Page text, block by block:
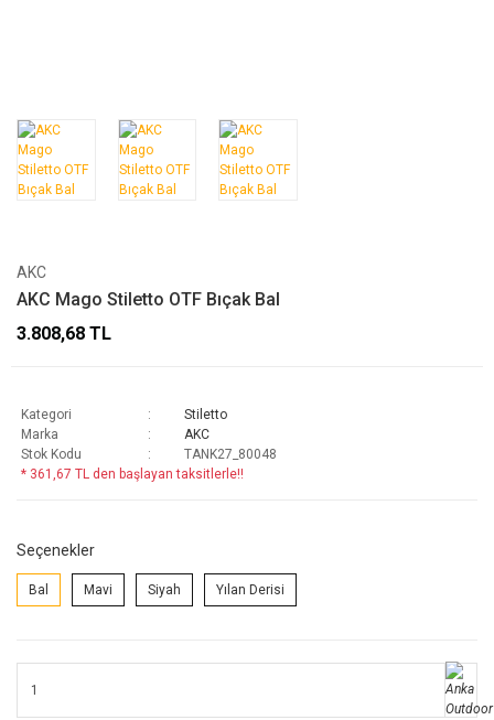
AKC
AKC Mago Stiletto OTF Bıçak Bal
3.808,68 TL
Kategori
Stiletto
Marka
AKC
Stok Kodu
TANK27_80048
* 361,67 TL den başlayan taksitlerle!!
Seçenekler
Bal Mavi Siyah Yılan Derisi